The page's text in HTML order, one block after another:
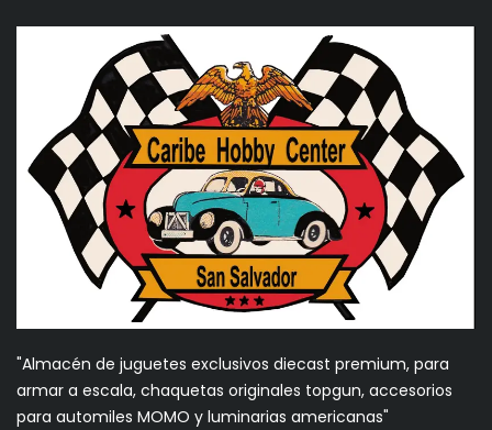
"Almacén de juguetes exclusivos diecast premium, para
armar a escala, chaquetas originales topgun, accesorios
para automiles MOMO y luminarias americanas"